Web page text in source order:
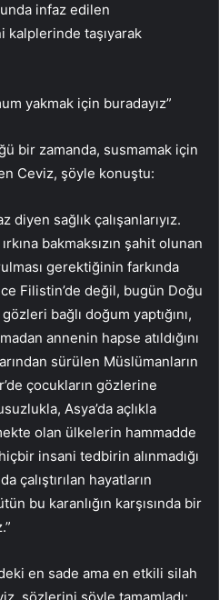
infaz edilen
kalplerinde taşıyarak
yakmak için buradayız”
bir zamanda, susmamak için
Ceviz, şöyle konuştu:
diyen sağlık çalışanlarıyız.
bakmaksızın şahit olunan
gerektiğinin farkında
Filistin’de değil, bugün Doğu
bağlı doğum yaptığını,
annenin hapse atıldığını
sürülen Müslümanların
çocukların gözlerine
Asya’da açlıkla
olan ülkelerin hammadde
insani tedbirin alınmadığı
çalıştırılan hayatların
bu karanlığın karşısında bir
en sade ama en etkili silah